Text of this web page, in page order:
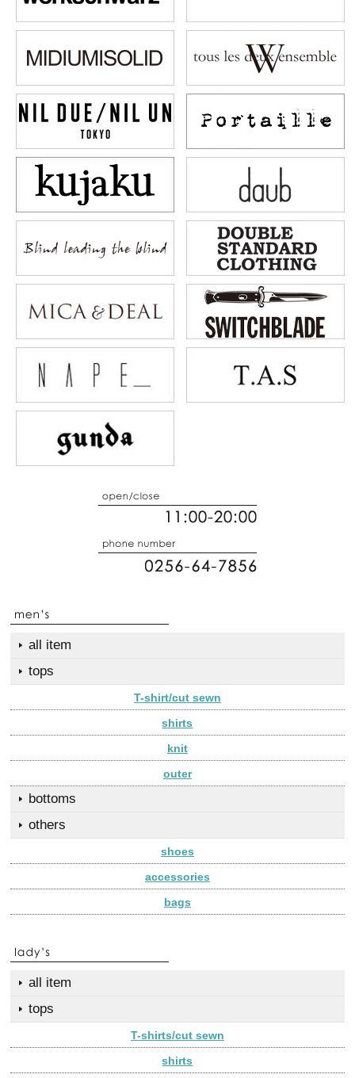
all item
tops
T-shirt/cut sewn
shirts
knit
outer
bottoms
others
shoes
accessories
bags
all item
tops
T-shirts/cut sewn
shirts